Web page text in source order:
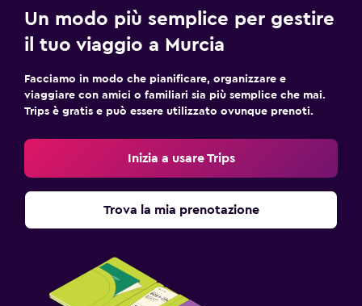
Un modo più semplice per gestire
il tuo viaggio a Murcia
Facciamo in modo che pianificare, organizzare e
viaggiare con amici o familiari sia più semplice che mai.
Trips è gratis e può essere utilizzato ovunque prenoti.
Inizia a usare Trips
Trova la mia prenotazione